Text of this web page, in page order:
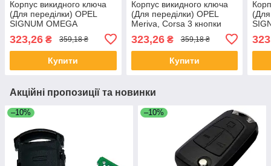
Корпус викидного ключа
(Для переділки) OPEL
SIGNUM OMEGA
FRONTERA 2 кнопки лезо
B\79
323,26 ₴ 359,18 ₴
Купити
Корпус викидного ключа
(Для переділки) OPEL
Meriva, Corsa 3 кнопки
323,26₴ 359,18 ₴
Купити
B\79
Акційні пропозиції та новинки
–10% –10%